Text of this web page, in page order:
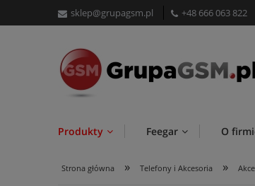
sklep@grupagsm.pl +48 666 063 822
Produkty Feegar O
Strona główna » Telefony i Akcesoria »